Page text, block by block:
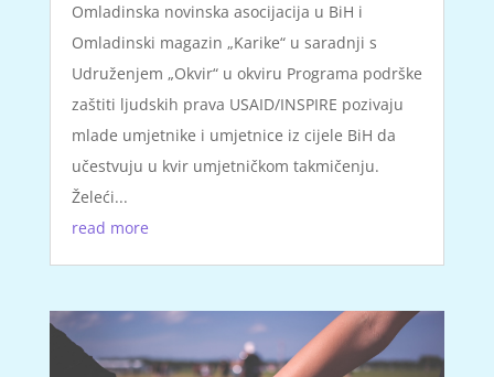
Omladinska novinska asocijacija u BiH i
Omladinski magazin „Karike“ u saradnji s
Udruženjem „Okvir“ u okviru Programa podrške
zaštiti ljudskih prava USAID/INSPIRE pozivaju
mlade umjetnike i umjetnice iz cijele BiH da
učestvuju u kvir umjetničkom takmičenju.
Želeći...
read more